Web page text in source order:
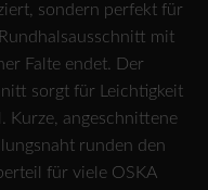
sondern perfekt für
mit
Falte endet. Der
sorgt für Leichtigkeit
Kurze, angeschnittene
runden den
für viele OSKA